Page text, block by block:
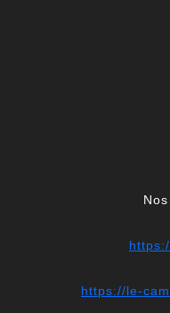
https://le-